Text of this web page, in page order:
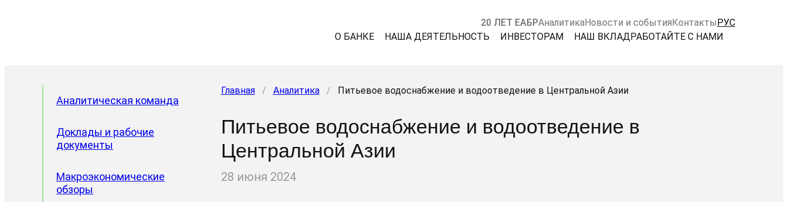
20 ЛЕТ ЕАБРАналитикаНовости и событияКонтактыРУС
О БАНКЕ
НАША ДЕЯТЕЛЬНОСТЬ ИНВЕСТОРАМ НАШ ВКЛАДРАБОТАЙТЕ С НАМИ
Аналитическая команда
Доклады и рабочие
документы
Макроэкономические
обзоры
Главная / Аналитика / Питьевое водоснабжение и водоотведение в Центральной Азии
Питьевое водоснабжение и водоотведение в
Центральной Азии
28 июня 2024